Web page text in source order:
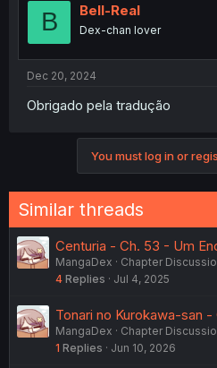
B Bell-Real
Dex-chan lover
Dec 20, 2024
Obrigado pela tradução
You must log in or
Similar threads
Centuria - Ch. 53 - Um
MangaDex
Chapter
4 Replies Jul 4, 2025
Tonari no Kurokawa-san
MangaDex
Chapter
1 Replies Jun 10, 2026